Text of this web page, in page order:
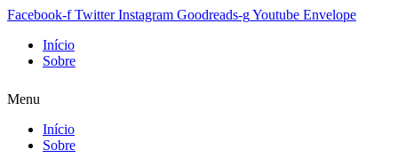
Facebook-f Twitter Instagram Goodreads-gYoutube Envelope
Início
Sobre
Menu
Início
Sobre